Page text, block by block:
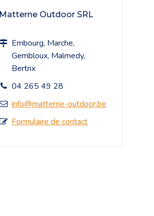
Matterne Outdoor SRL
Embourg, Marche,
Gembloux, Malmedy,
Bertrix
04 265 49 28
info@matterne-outdoor.be
Formulaire de contact